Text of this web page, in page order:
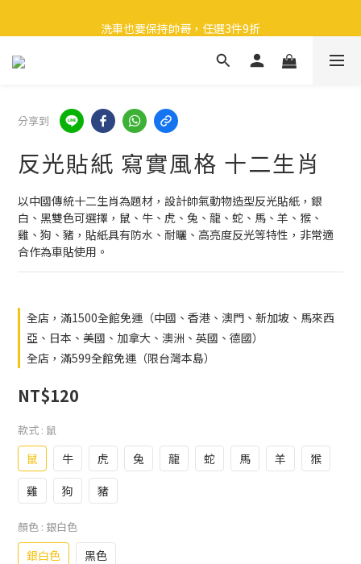
洗車也要保持帥哥，任選3件9折
領取40元購物金
分享到
反光貼紙 寫實風格 十二生肖
以中國傳統十二生肖為題材，設計帥氣動物造型反光貼紙，銀
白、黑雙色可選擇，鼠、牛、虎、兔、龍、蛇、馬、羊、猴、
雞、狗、豬，貼紙具有防水、耐曬、高亮度反光等特性，非常適
合作為車貼使用。
全店，滿1500全館免運（中國、香港、澳門、新加坡、馬來西
亞、日本、美國、加拿大、澳洲、英國、德國）
全店，滿599全館免運（限台灣本島）
NT$120
款式 : 鼠
鼠 牛 虎 兔 龍 蛇 馬 羊
猴
雞
狗 豬
顏色 : 銀白色
銀白色 黑色